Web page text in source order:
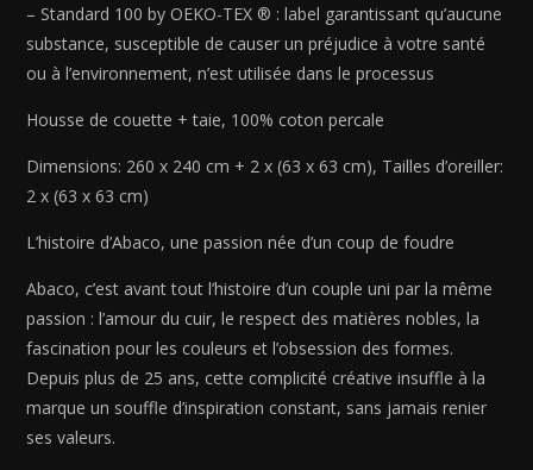
2
x
(63
63
cm)
– Standard 100 by OEKO-TEX ® : label garantissant qu’aucune
substance, susceptible de causer un préjudice à votre santé
ou à l’environnement, n’est utilisée dans le processus
Housse de couette + taie, 100% coton percale
Dimensions: 260 x 240 cm + 2 x (63 x 63 cm), Tailles d’oreiller:
2 x (63 x 63 cm)
L’histoire d’Abaco, une passion née d’un coup de foudre
Abaco, c’est avant tout l’histoire d’un couple uni par la même
passion : l’amour du cuir, le respect des matières nobles, la
fascination pour les couleurs et l’obsession des formes.
Depuis plus de 25 ans, cette complicité créative insuffle à la
marque un souffle d’inspiration constant, sans jamais renier
ses valeurs.